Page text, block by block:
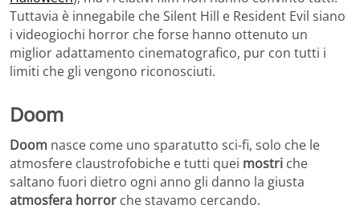
Tuttavia è innegabile che Silent Hill e Resident Evil siano
i videogiochi horror che forse hanno ottenuto un
miglior adattamento cinematografico, pur con tutti i
limiti che gli vengono riconosciuti.
Doom
Doom nasce come uno sparatutto sci-fi, solo che le
atmosfere claustrofobiche e tutti quei mostri che
saltano fuori dietro ogni anno gli danno la giusta
atmosfera horror che stavamo cercando.